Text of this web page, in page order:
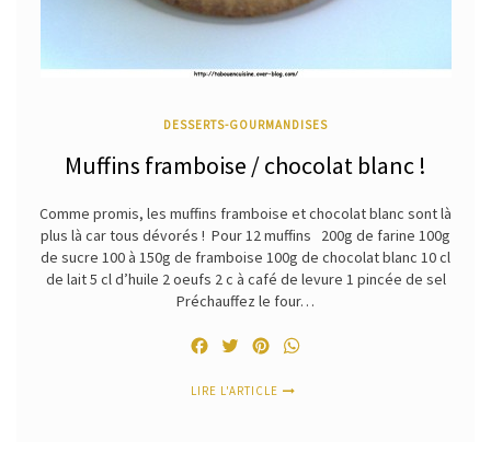
DESSERTS-GOURMANDISES
Muffins framboise / chocolat blanc !
Comme promis, les muffins framboise et chocolat blanc sont là
plus là car tous dévorés ! Pour 12 muffins 200g de farine 100g
de sucre 100 à 150g de framboise 100g de chocolat blanc 10 cl
de lait 5 cl d’huile 2 oeufs 2 c à café de levure 1 pincée de sel
Préchauffez le four…
FacebookTwitterPinterest
LIRE L'ARTICLE